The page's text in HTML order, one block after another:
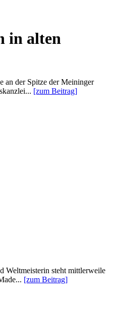
in alten
an der Spitze der Meininger
[zum Beitrag]
Weltmeisterin steht mittlerweile
[zum Beitrag]